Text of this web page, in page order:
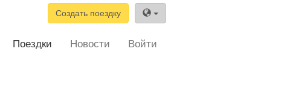
Создать поездку
Поездки Новости Войти